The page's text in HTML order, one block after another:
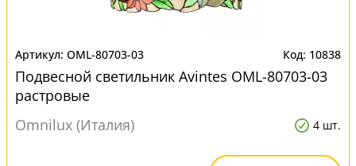
OML-80703-03 10838
Подвесной светильник Avintes OML-80703-03
растровые
Omnilux (Италия)
4 шт.